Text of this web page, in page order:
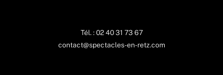
Tél. : 02 40 31 73 67
contact@spectacles-en-retz.com